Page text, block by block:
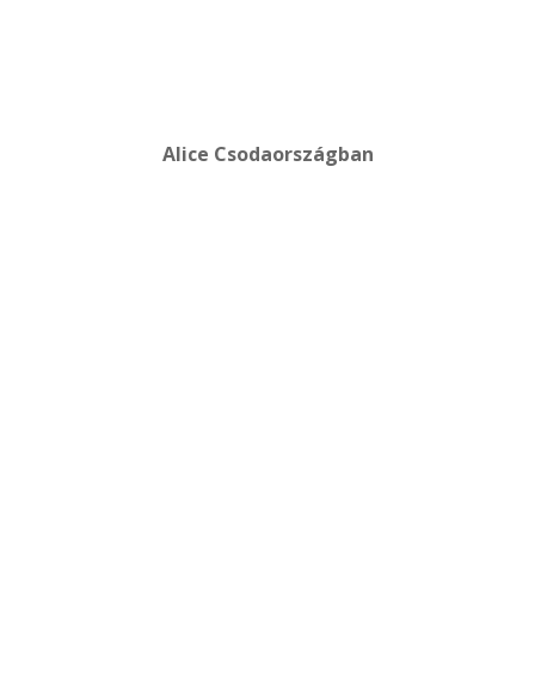
Alice Csodaországban